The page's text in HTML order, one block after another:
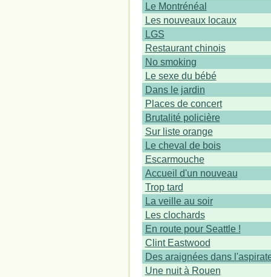
Le Montrénéal
Les nouveaux locaux
LGS
Restaurant chinois
No smoking
Le sexe du bébé
Dans le jardin
Places de concert
Brutalité policière
Sur liste orange
Le cheval de bois
Escarmouche
Accueil d'un nouveau
Trop tard
La veille au soir
Les clochards
En route pour Seattle !
Clint Eastwood
Des araignées dans
Une nuit à Rouen